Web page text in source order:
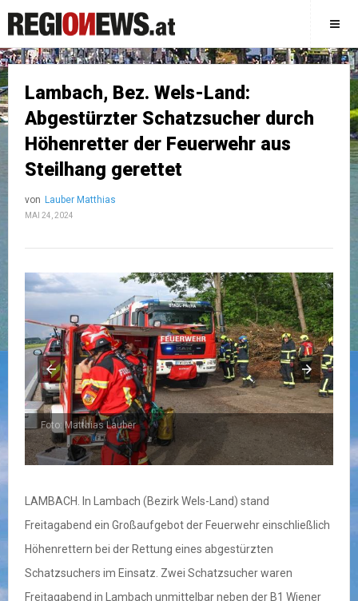
Lambach, Bez. Wels-Land:
Abgestürzter Schatzsucher durch
Höhenretter der Feuerwehr aus
Steilhang gerettet
von Lauber Matthias
MAI 24, 2024
Foto: Matthias Lauber
LAMBACH. In Lambach (Bezirk Wels-Land) stand
Freitagabend ein Großaufgebot der Feuerwehr einschließlich
Höhenrettern bei der Rettung eines abgestürzten
Schatzsuchers im Einsatz. Zwei Schatzsucher waren
Freitagabend in Lambach unmittelbar neben der B1 Wiener